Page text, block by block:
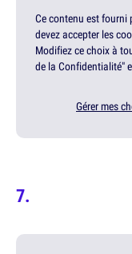
Ce contenu est fourni
devez accepter les
Modifiez ce choix à
de la Confidentialité"
Gérer mes